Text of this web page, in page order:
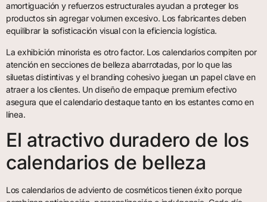
amortiguación y refuerzos estructurales ayudan a proteger los
productos sin agregar volumen excesivo. Los fabricantes deben
equilibrar la sofisticación visual con la eficiencia logística.
La exhibición minorista es otro factor. Los calendarios compiten por
atención en secciones de belleza abarrotadas, por lo que las
siluetas distintivas y el branding cohesivo juegan un papel clave en
atraer a los clientes. Un diseño de empaque premium efectivo
asegura que el calendario destaque tanto en los estantes como en
línea.
El atractivo duradero de los
calendarios de belleza
Los calendarios de adviento de cosméticos tienen éxito porque